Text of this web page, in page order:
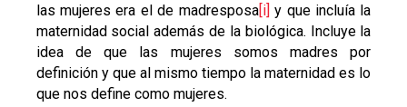
las mujeres era el de madresposa[i] y que incluía la
maternidad social además de la biológica. Incluye la
idea de que las mujeres somos madres por
definición y que al mismo tiempo la maternidad es lo
que nos define como mujeres.